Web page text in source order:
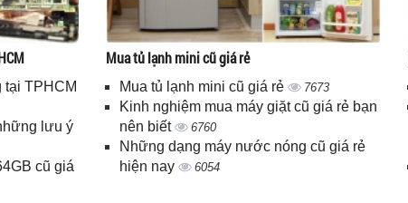
TPHCM
lưu ý
cũ giá
Mua tủ lạnh mini cũ giá rẻ
Mua tủ lạnh mini cũ giá rẻ 7673
Kinh nghiệm mua máy giặt cũ giá rẻ bạn
nên biết
6760
Những dạng máy nước nóng cũ giá rẻ
hiện nay
6054